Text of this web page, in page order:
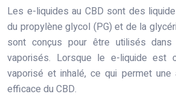
Les e-liquides au CBD sont des
du propylène glycol (PG) et de la
sont conçus pour être utilisés
vaporisés. Lorsque le e-liquide est
vaporisé et inhalé, ce qui permet
efficace du CBD.